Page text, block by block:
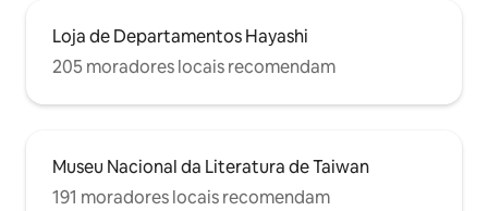
Loja de Departamentos Hayashi
205 moradores locais recomendam
Museu Nacional da Literatura de Taiwan
191 moradores locais recomendam